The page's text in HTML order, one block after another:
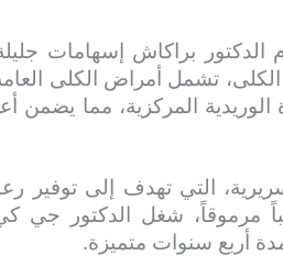
براكاش إسهامات
تشمل أمراض الكلى
المركزية، مما يضمن
التي تهدف إلى توفير
مرموقاً، شغل الدكتور جي